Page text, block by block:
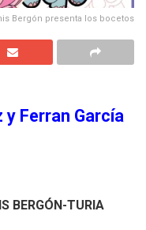
Bergón presenta los bocetos
Ferran García
BERGÓN-TURIA